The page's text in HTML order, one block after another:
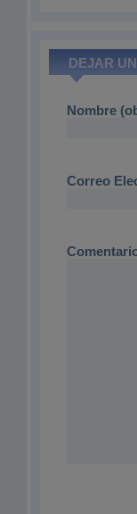
DEJAR
Nombre
Correo